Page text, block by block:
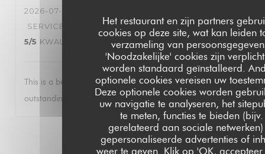
Het restaurant en zijn partners
cookies op deze site, wat kan leiden
verzameling van
'Noodzakelijke' cookies zijn
worden standaard geïnstalleerd.
optionele cookies vereisen uw
Deze optionele cookies worden
uw navigatie te analyseren, het
te meten, functies te bieden (bijv.
gerelateerd aan sociale
gepersonaliseerde advertenties of
weer te geven. Klik op 'OK,
2026-07-17
SERVICE
ATMOSFEER: 5/5 KEUKEN:
5/5 KWALITEIT / PRIJS: 5/5
This is a beautiful restaurant with fabulous food and
outstanding service.
1 2 3